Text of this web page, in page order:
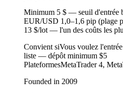
Minimum 5 $ — seuil d'entrée
EUR/USD 1,0–1,6 pip (plage
13 $/lot — l'un des coûts les
Convient siVous voulez
liste — dépôt minimum $5
PlateformesMetaTrader 4,
Founded in 2009